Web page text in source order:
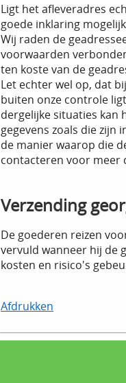
Ligt het afleveradres
goede inklaring
Wij raden de
voorwaarden
ten koste van de
Let echter wel op, dat
buiten onze controle
dergelijke situaties kan
gegevens zoals die zijn
de manier waarop die
contacteren voor meer
Verzending
De goederen reizen
vervuld wanneer hij de
kosten en risico's
Afdrukken